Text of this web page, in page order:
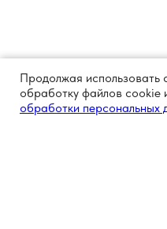
Продолжая использовать
обработку файлов cookie
обработки персональных